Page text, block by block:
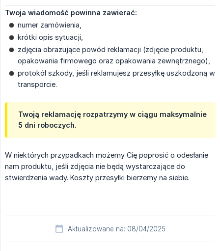
Twoja wiadomość powinna zawierać:
numer zamówienia,
krótki opis sytuacji,
zdjęcia obrazujące powód reklamacji (zdjęcie produktu,
opakowania firmowego oraz opakowania zewnętrznego),
protokół szkody, jeśli reklamujesz przesyłkę uszkodzoną w
transporcie.
Twoją reklamację rozpatrzymy w ciągu maksymalnie
5 dni roboczych.
W niektórych przypadkach możemy Cię poprosić o odesłanie
nam produktu, jeśli zdjęcia nie będą wystarczające do
stwierdzenia wady. Koszty przesyłki bierzemy na siebie.
Aktualizowane na: 08/04/2025